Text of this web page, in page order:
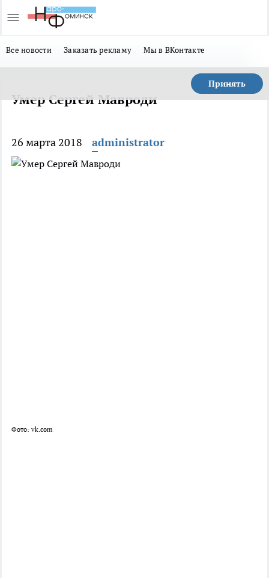
Все новости Заказать рекламу Мы в ВКонтакте
Принять
Умер Сергей Мавроди
26 марта 2018 administrator
Фото: vk.com